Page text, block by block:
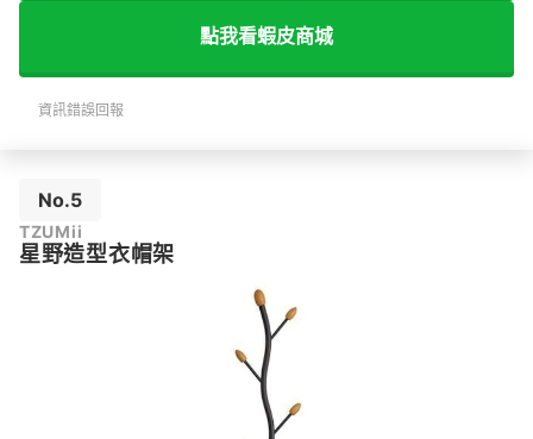
點我看蝦皮商城
資訊錯誤回報
No.5
TZUMii
星野造型衣帽架